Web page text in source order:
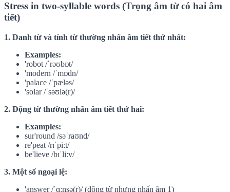
Stress in two-syllable words (Trọng âm từ có hai âm
tiết)
1. Danh từ và tính từ thường nhấn âm tiết thứ nhất:
Examples:
'robot /ˈrəʊbɒt/
'modern /ˈmɒdn/
'palace /ˈpæləs/
'solar /ˈsəʊlə(r)/
2. Động từ thường nhấn âm tiết thứ hai:
Examples:
sur'round /səˈraʊnd/
re'peat /rɪˈpiːt/
be'lieve /bɪˈliːv/
3. Một số ngoại lệ:
'answer /ˈɑːnsə(r)/ (động từ nhưng nhấn âm 1)